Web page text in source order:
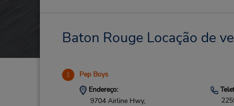
Baton Rouge Locação de
1 Pep Boys
Endereço:
9704 Airline Hwy,